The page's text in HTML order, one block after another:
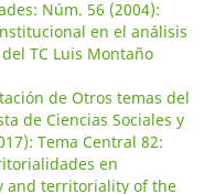
Núm. 56 (2004):
en el análisis
TC Luis Montaño
de Otros temas del
de Ciencias Sociales y
Tema Central 82:
en
and territoriality of the